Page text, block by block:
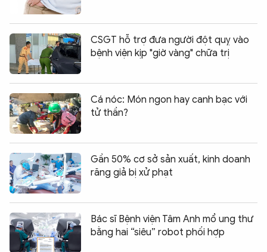
CSGT hỗ trợ đưa người đột quỵ vào
bệnh viện kịp "giờ vàng" chữa trị
Cá nóc: Món ngon hay canh bạc với
tử thần?
Gần 50% cơ sở sản xuất, kinh doanh
răng giả bị xử phạt
Bác sĩ Bệnh viện Tâm Anh mổ ung thư
bằng hai “siêu” robot phối hợp